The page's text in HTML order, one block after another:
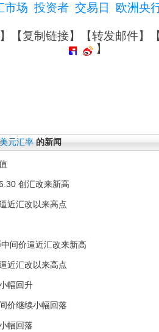
市场 投资者 交易日 欧洲央
【复制链接】【转发邮件】
】
元汇率 的新闻
创汇改来新高
近汇改以来高点
间价逼近汇改来新高
近汇改以来高点
幅回升
价继续小幅回落
幅回落